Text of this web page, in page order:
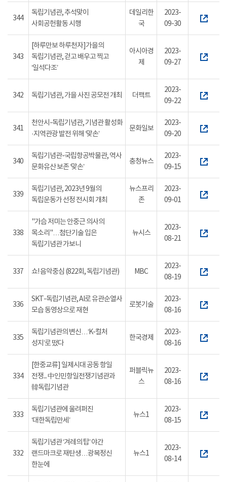
344
독립기념관, 추석맞이
사회공헌활동 시행
데일리한
국
2023-
09-30
343
[하루만보 하루천자]가을의
독립기념관, 걷고 배우고 찍고
‘일석다조’
아시아경
제
2023-
09-27
342 독립기념관, 가을 사진 공모전 개최 더팩트
2023-
09-22
341
천안시-독립기념관, 기념관 활성화
·지역관광 발전 위해 ‘맞손’
문화일보
2023-
09-20
340
독립기념관-국립항공박물관, 역사
문화유산 보존 ‘맞손’
충청뉴스
2023-
09-15
339
독립기념관, 2023년 9월의
독립운동가 선정 전시회 개최
뉴스프리
존
2023-
09-01
338
"가슴 저미는 안중근 의사의
목소리"…첨단기술 입은
독립기념관 가보니
뉴시스
2023-
08-21
337 쇼! 음악중심 (822회, 독립기념관) MBC
2023-
08-19
336
SKT-독립기념관, AI로 유관순열사
모습 동영상으로 재현
로봇기술
2023-
08-16
335
독립기념관의 변신…‘K-컬처
성지’로 떴다
한국경제
2023-
08-16
334
[한중교류] 일제시대 공동 항일
전쟁... 中인민항일전쟁기념관과
韓독립기념관
퍼블릭뉴
스
2023-
08-16
333
독립기념관에 울려퍼진
‘대한독립만세’
뉴스1
2023-
08-15
332
독립기념관 ‘겨레의 탑’ 야간
랜드마크로 재탄생…광복정신
한눈에
뉴스1
2023-
08-14